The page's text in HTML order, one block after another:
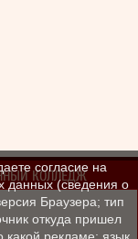
КОЛЛЕДЖ
согласие на
данных (сведения о
Браузера; тип
откуда пришел